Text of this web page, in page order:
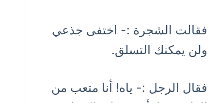
فقالت الشجرة :- اختفى جذعي
ولن يمكنك التسلق.
فقال الرجل :- ياه! أنا متعب من